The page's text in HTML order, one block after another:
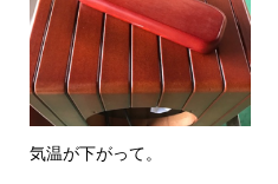
気温が下がって。